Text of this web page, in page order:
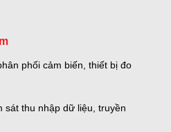
phối cảm biến, thiết bị đo
sát thu nhập dữ liệu, truyền